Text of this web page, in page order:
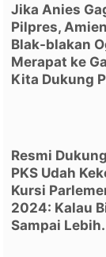
Jika Anies
Pilpres,
Blak-blakan
Merapat ke
Kita Dukung
Resmi
PKS Udah
Kursi
2024: Kalau
Sampai